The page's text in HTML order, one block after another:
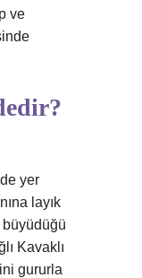
ve
yer
layık
Kavaklı
gururla